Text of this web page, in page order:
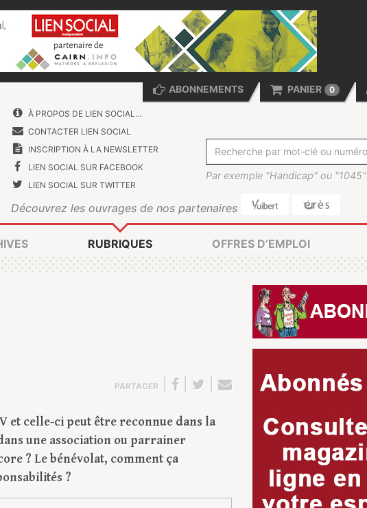
À PROPOS DE LIEN SOCIAL…
CONTACTER LIEN SOCIAL
INSCRIPTION À LA NEWSLETTER
LIEN SOCIAL SUR FACEBOOK
LIEN SOCIAL SUR TWITTER
Par exemple "Handicap" ou "1045"
Découvrez les ouvrages de nos partenaires
ABONNEMENTS PANIER 0
RUBRIQUES OFFRES D’EMPLOI
PARTAGER
et celle-ci peut être reconnue dans la
une association ou parrainer
? Le bénévolat, comment ça
?